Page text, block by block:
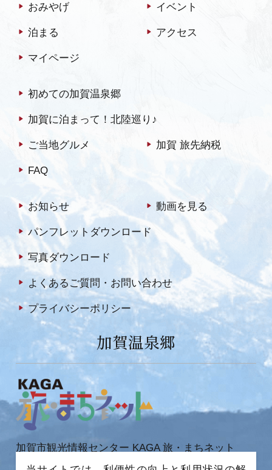
糞や生ごみの…
おみやげ イベント
泊まる アクセス
マイページ
初めての加賀温泉郷
加賀に泊まって！北陸巡り♪
ご当地グルメ 加賀 旅先納税
FAQ
お知らせ 動画を見る
パンフレットダウンロード
写真ダウンロード
よくあるご質問・お問い合わせ
プライバシーポリシー
加賀温泉郷
加賀市観光情報センター KAGA 旅・まちネット